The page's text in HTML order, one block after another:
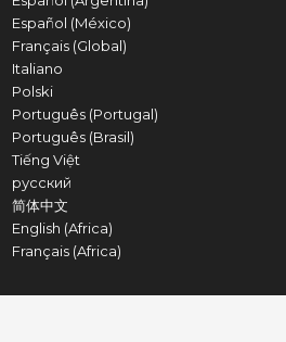
Español (México)
Français (Global)
Italiano
Polski
Português (Portugal)
Português (Brasil)
Tiếng Việt
русский
简体中文
English (Africa)
Français (Africa)